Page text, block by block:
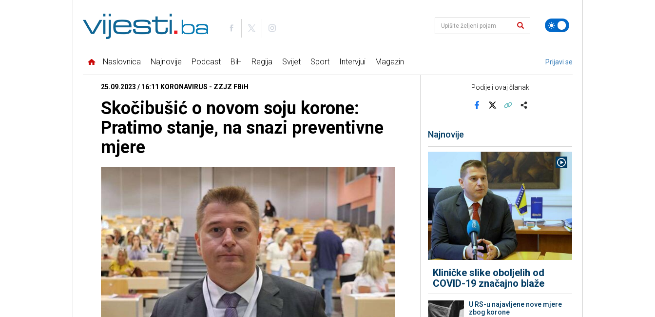
Naslovnica Najnovije Podcast BiH Regija Svijet Sport Intervjui Magazin Prijavi se
25.09.2023 / 16:11 KORONAVIRUS - ZZJZ FBiH
Skočibušić o novom soju korone:
Pratimo stanje, na snazi preventivne
mjere
Podijeli ovaj članak
Najnovije
Kliničke slike oboljelih od
COVID-19 značajno blaže
U RS-u najavljene nove mjere
zbog korone